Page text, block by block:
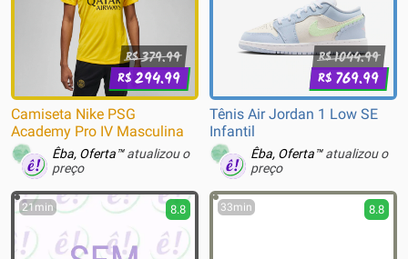
R$379.99
R$294.99
Camiseta Nike PSG
Academy Pro IV Masculina
Êba, Oferta™atualizou o
preço
R$1044.99
R$ 769.99
Tênis Air Jordan 1 Low SE
Infantil
Êba, Oferta™atualizou o
preço
21min 8.8 33min 8.8